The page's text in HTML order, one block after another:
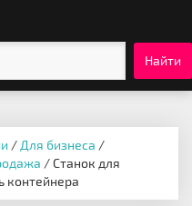
Найти
/ Для бизнеса /
/ Станок для
контейнера